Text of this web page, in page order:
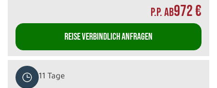
P.P. AB972 €
REISE VERBINDLICH ANFRAGEN
11 Tage